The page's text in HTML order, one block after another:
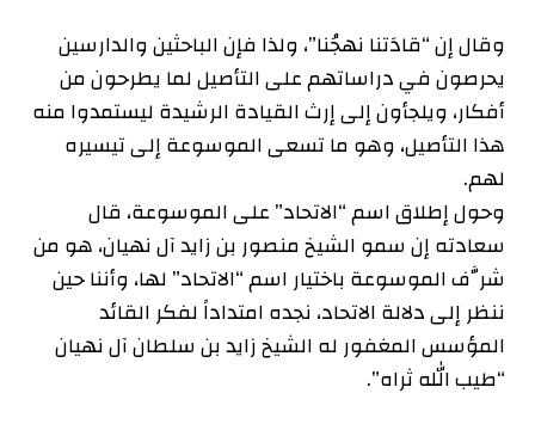
وقال إن “قادَتنا نهجُنا”، ولذا فإن الباحثين والدارسين
يحرصون في دراساتهم على التأصيل لما يطرحون من
أفكار، ويلجأون إلى إرث القيادة الرشيدة ليستمدوا منه
هذا التأصيل، وهو ما تسعى الموسوعة إلى تيسيره
لهم.
وحول إطلاق اسم “الاتحاد” على الموسوعة، قال
سعادته إن سمو الشيخ منصور بن زايد آل نهيان، هو من
شرَّف الموسوعة باختيار اسم “الاتحاد” لها، وأننا حين
ننظر إلى دلالة الاتحاد، نجده امتداداً لفكر القائد
المؤسس المغفور له الشيخ زايد بن سلطان آل نهيان
“طيب الله ثراه”.